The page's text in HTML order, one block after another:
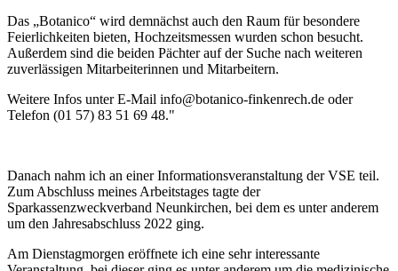
Das „Botanico“ wird demnächst auch den Raum für besondere
Feierlichkeiten bieten, Hochzeitsmessen wurden schon besucht.
Außerdem sind die beiden Pächter auf der Suche nach weiteren
zuverlässigen Mitarbeiterinnen und Mitarbeitern.
Weitere Infos unter E-Mail info@botanico-finkenrech.de oder
Telefon (01 57) 83 51 69 48."
Danach nahm ich an einer Informationsveranstaltung der VSE teil.
Zum Abschluss meines Arbeitstages tagte der
Sparkassenzweckverband Neunkirchen, bei dem es unter anderem
um den Jahresabschluss 2022 ging.
Am Dienstagmorgen eröffnete ich eine sehr interessante